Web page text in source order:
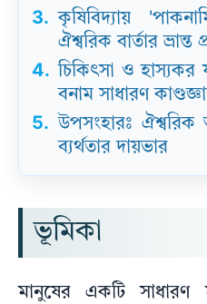
3. কৃষিবিদ্যায়
ঐশ্বরিক বার্তার ভ্রান্ত
4. চিকিৎসা ও হাস্যকর
বনাম সাধারণ
5. উপসংহারঃ ঐশ্বরিক
ব্যর্থতার দায়ভার
ভূমিকা
মানুষের একটি সাধারণ